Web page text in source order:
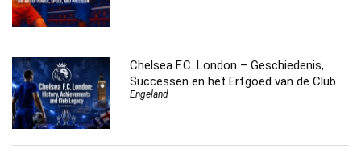
Chelsea F.C. London – Geschiedenis,
Successen en het Erfgoed van de Club
Engeland